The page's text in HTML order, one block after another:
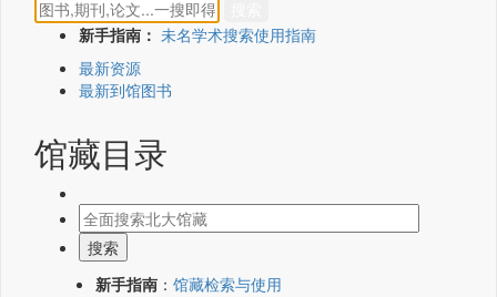
新手指南： 未名学术搜索使用指南
最新资源
最新到馆图书
馆藏目录
新手指南 ： 馆藏检索与使用